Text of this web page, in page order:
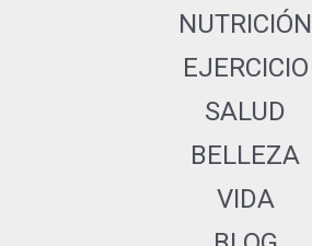
NUTRICIÓN
EJERCICIO
SALUD
BELLEZA
VIDA